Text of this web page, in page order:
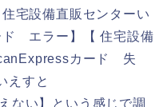
宅設備直販センターい
ド エラー】【 住宅設備
カード 失
えすと
い】という感じで調